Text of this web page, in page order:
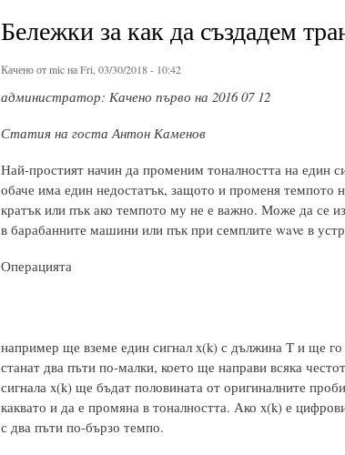
Бележки за как да създадем
Качено отmicна Fri, 03/30/2018 - 10:42
администратор: Качено първо на 2016 07 12
Статия на госта Антон Каменов
Най-простият начин да променим тоналността на един
обаче има един недостатък, защото и променя темпото
кратък или пък ако темпото му не е важно. Може да се
в барабанните машини или пък при семплите wave в
Операцията
например ще вземе един сигнал x(k) с дължина T и ще
станат два пъти по-малки, което ще направи всяка
сигнала x(k) ще бъдат половината от оригиналните
каквато и да е промяна в тоналността. Ако x(k) е
с два пъти по-бързо темпо.